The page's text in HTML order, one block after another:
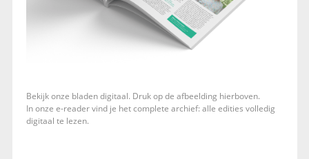
Bekijk onze bladen digitaal. Druk op de afbeelding hierboven.
In onze e-reader vind je het complete archief: alle edities volledig
digitaal te lezen.